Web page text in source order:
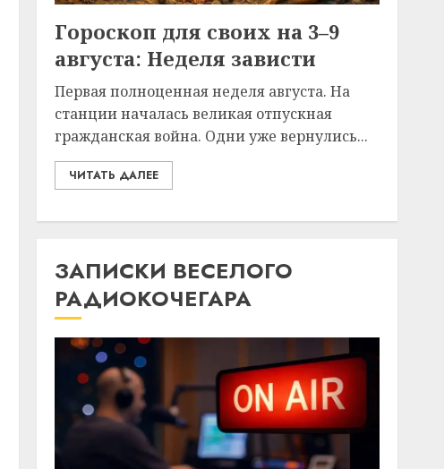
Гороскоп для своих на 3–9
августа: Неделя зависти
Первая полноценная неделя августа. На
станции началась великая отпускная
гражданская война. Одни уже вернулись...
ЧИТАТЬ ДАЛЕЕ
ЗАПИСКИ ВЕСЕЛОГО
РАДИОКОЧЕГАРА